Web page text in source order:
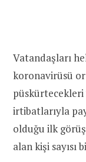
Vatandaşları
koronavirüsü
püskürtecekleri
irtibatlarıyla
olduğu ilk
alan kişi sayısı